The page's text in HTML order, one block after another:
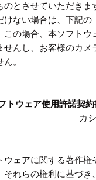
のとさせていただきま
けない場合は、下記の
この場合、本ソフトウ
せんし、お客様のカ
。
トウェア使用許諾契
カ
ウェアに関する著作権
れらの権利に基づき